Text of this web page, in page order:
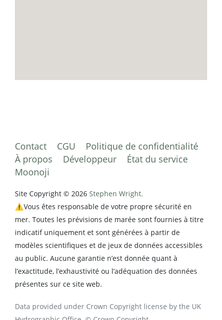
Contact CGU
Politique de confidentialité
À propos
Développeur
État du service
Moonoji
Site Copyright © 2026 Stephen Wright.
⚠️Vous êtes responsable de votre propre sécurité en
mer. Toutes les prévisions de marée sont fournies à titre
indicatif uniquement et sont générées à partir de
modèles scientifiques et de jeux de données accessibles
au public. Aucune garantie n’est donnée quant à
l’exactitude, l’exhaustivité ou l’adéquation des données
présentes sur ce site web.
Data provided under Crown Copyright license by the UK